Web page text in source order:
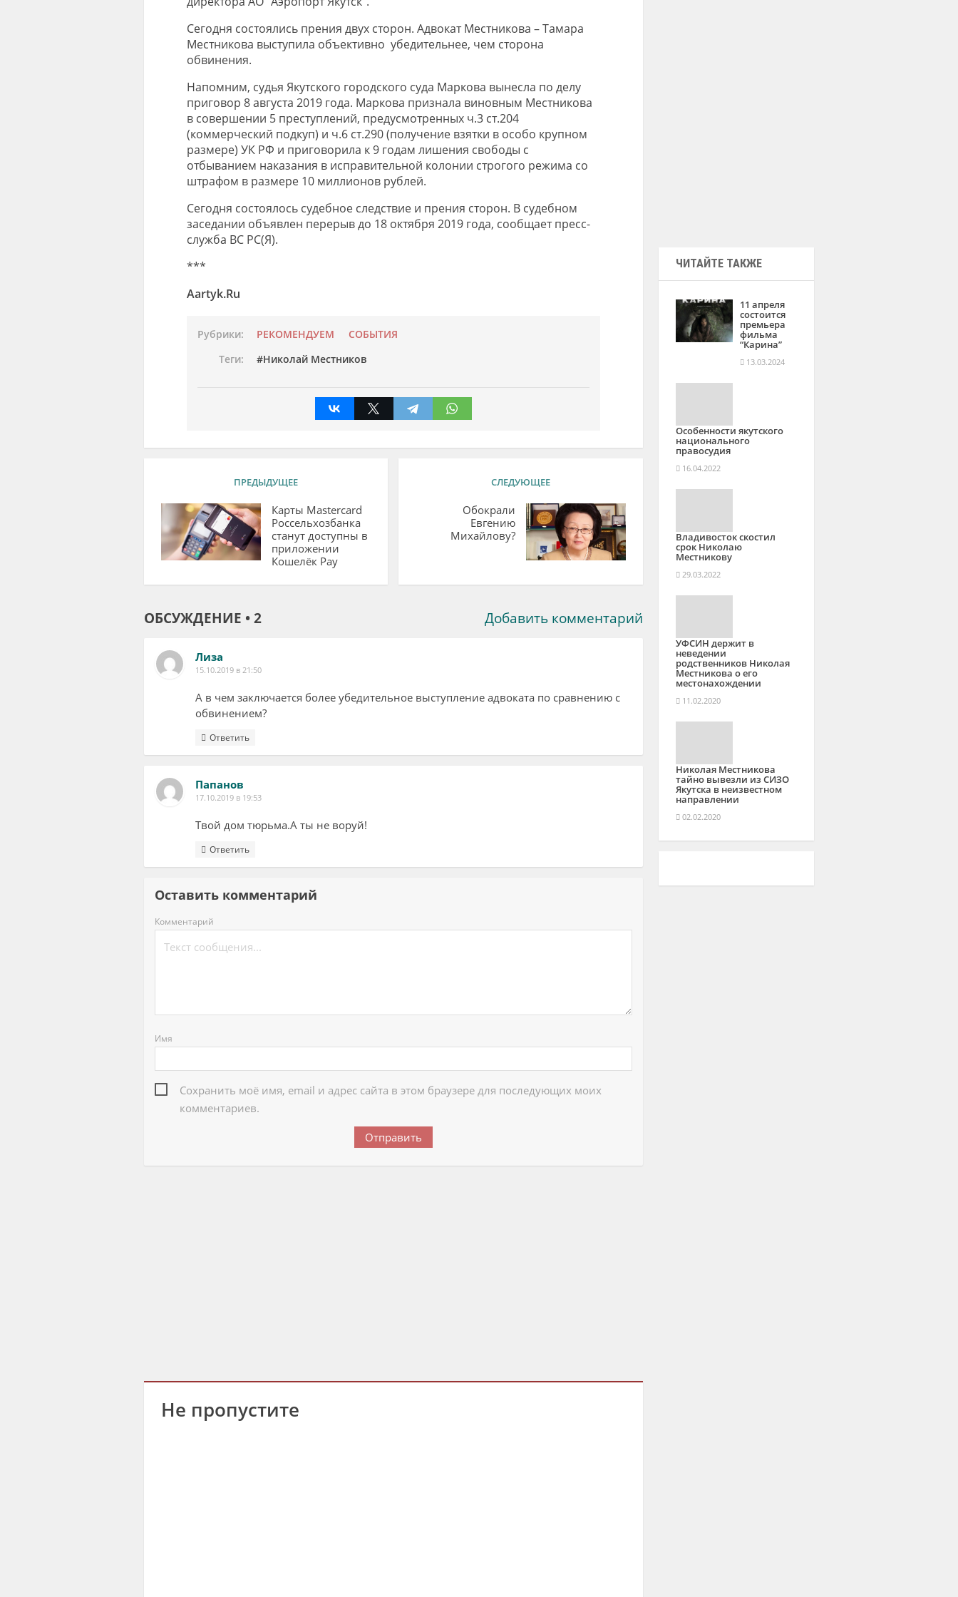
Сегодня состоялись прения двух сторон. Адвокат Местникова – Тамара
Местникова выступила объективно убедительнее, чем сторона
обвинения.
Напомним, судья Якутского городского суда Маркова вынесла по делу
приговор 8 августа 2019 года. Маркова признала виновным Местникова
в совершении 5 преступлений, предусмотренных ч.3 ст.204
(коммерческий подкуп) и ч.6 ст.290 (получение взятки в особо крупном
размере) УК РФ и приговорила к 9 годам лишения свободы с
отбыванием наказания в исправительной колонии строгого режима со
штрафом в размере 10 миллионов рублей.
Сегодня состоялось судебное следствие и прения сторон. В судебном
заседании объявлен перерыв до 18 октября 2019 года, сообщает пресс-
служба ВС РС(Я).
***
Aartyk.Ru
Рубрики: РЕКОМЕНДУЕМ
СОБЫТИЯ
Теги:
Николай Местников
ПРЕДЫДУЩЕЕ
Карты Mastercard
Россельхозбанка
станут доступны в
приложении
Кошелёк Pay
СЛЕДУЮЩЕЕ
Обокрали
Евгению
Михайлову?
ОБСУЖДЕНИЕ • 2 Добавить комментарий
Лиза
15.10.2019 в 21:50
А в чем заключается более убедительное выступление адвоката по сравнению с
обвинением?
Ответить
Папанов
17.10.2019 в 19:53
Твой дом тюрьма.А ты не воруй!
Ответить
Оставить комментарий
Комментарий
Имя
Сохранить моё имя, email и адрес сайта в этом браузере для последующих моих
комментариев.
Не пропустите
ЧИТАЙТЕ ТАКЖЕ
11 апреля
состоится
премьера
фильма
“Карина”
13.03.2024
Особенности якутского
национального
правосудия
16.04.2022
Владивосток скостил
срок Николаю
Местникову
29.03.2022
УФСИН держит в
неведении
родственников Николая
Местникова о его
местонахождении
11.02.2020
Николая Местникова
тайно вывезли из СИЗО
Якутска в неизвестном
направлении
02.02.2020